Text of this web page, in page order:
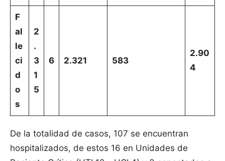
F
al
le
ci
d
o
s
2
.
3
1
5
6 2.321 583
2.90
4
De la totalidad de casos, 107 se encuentran
hospitalizados, de estos 16 en Unidades de